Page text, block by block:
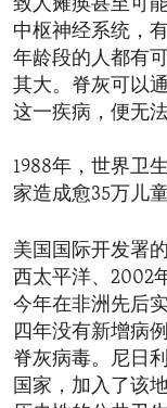
致人瘫痪甚至可
中枢神经系统，
年龄段的人都有
其大。脊灰可以
这一疾病，便无法
1988年，世界卫
家造成愈35万儿
美国国际开发署
西太平洋、2002
今年在非洲先后
四年没有新增病
脊灰病毒。尼日
国家，加入了该